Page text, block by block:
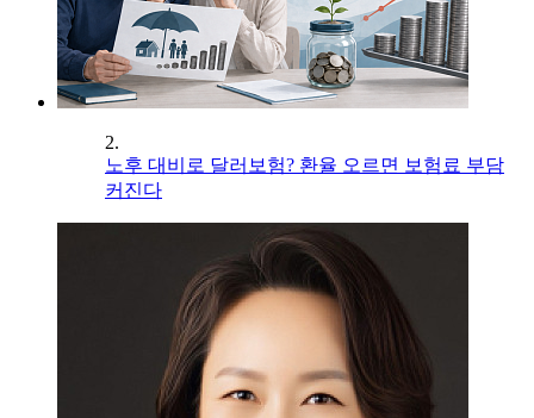
2.
노후 대비로 달러보험? 환율 오르면 보험료 부담
커진다